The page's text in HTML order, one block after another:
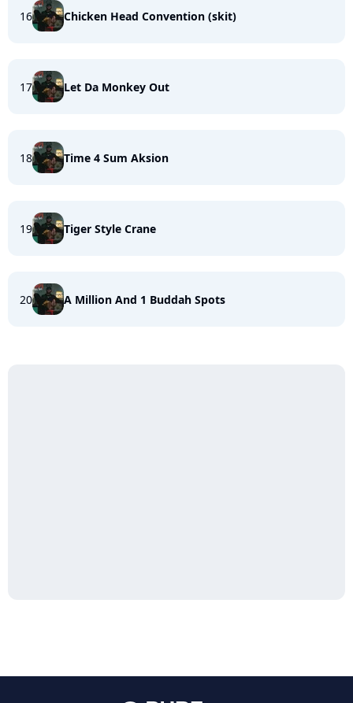
16 Chicken Head Convention (skit)
17 Let Da Monkey Out
18 Time 4 Sum Aksion
19 Tiger Style Crane
20 A Million And 1 Buddah Spots